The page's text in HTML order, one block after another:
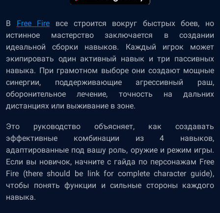
В Free Fire все строится вокруг быстрых боев, но
истинное мастерство заключается в создании
идеальной сборки навыков. Каждый игрок может
экипировать один активный навык и три пассивных
навыка. При грамотном выборе они создают мощные
синергии, поддерживающие агрессивный раш,
оборонительное лечение, точность на дальних
дистанциях или выживание в зоне.
Это руководство объясняет, как создавать
эффективные комбинации из 4 навыков,
адаптированные под вашу роль, оружие и режим игры.
Если вы новичок, начните с гайда по персонажам Free
Fire (there should be link for complete character guide),
чтобы понять функции и сильные стороны каждого
навыка.